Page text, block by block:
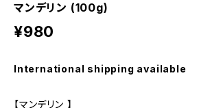
マンデリン (100g)
¥980
International shipping available
【マンデリン 】